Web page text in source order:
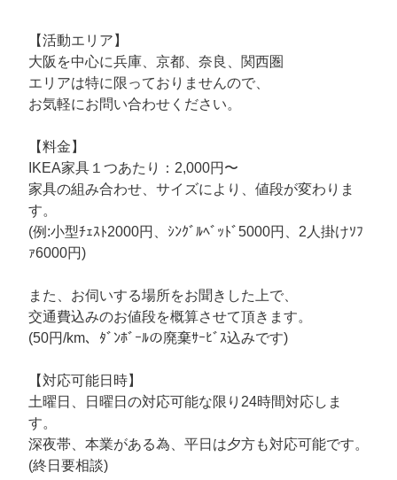
【活動エリア】
大阪を中心に兵庫、京都、奈良、関西圏
エリアは特に限っておりませんので、
お気軽にお問い合わせください。
【料金】
IKEA家具１つあたり：2,000円〜
家具の組み合わせ、サイズにより、値段が変わりま
す。
(例:小型ﾁｪｽﾄ2000円、ｼﾝｸﾞﾙﾍﾞｯﾄﾞ5000円、2人掛けｿﾌ
ｧ6000円)
また、お伺いする場所をお聞きした上で、
交通費込みのお値段を概算させて頂きます。
(50円/km、ﾀﾞﾝﾎﾞｰﾙの廃棄ｻｰﾋﾞｽ込みです)
【対応可能日時】
土曜日、日曜日の対応可能な限り24時間対応しま
す。
深夜帯、本業がある為、平日は夕方も対応可能です。
(終日要相談)